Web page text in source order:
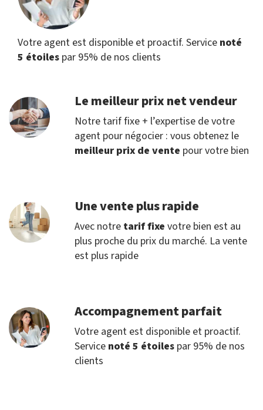
Votre agent est disponible et proactif. Service noté
5 étoiles par 95% de nos clients
Le meilleur prix net vendeur
Notre tarif fixe + l’expertise de votre
agent pour négocier : vous obtenez le
meilleur prix de vente pour votre bien
Une vente plus rapide
Avec notre tarif fixe votre bien est au
plus proche du prix du marché. La vente
est plus rapide
Accompagnement parfait
Votre agent est disponible et proactif.
Service noté 5 étoiles par 95% de nos
clients